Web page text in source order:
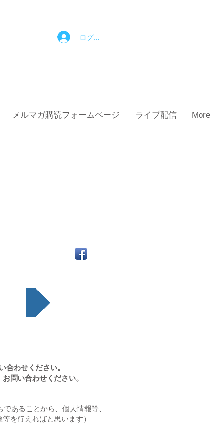
ログイン
メルマガ購読フォームページ ライブ配信 More
わせください。
問い合わせください。
あることから、個人情報等、
を行えればと思います）